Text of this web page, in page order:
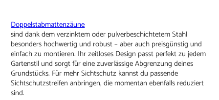
Doppelstabmattenzäune
sind dank dem verzinktem oder pulverbeschichtetem Stahl
besonders hochwertig und robust – aber auch preisgünstig und
einfach zu montieren. Ihr zeitloses Design passt perfekt zu jedem
Gartenstil und sorgt für eine zuverlässige Abgrenzung deines
Grundstücks. Für mehr Sichtschutz kannst du passende
Sichtschutzstreifen anbringen, die momentan ebenfalls reduziert
sind.